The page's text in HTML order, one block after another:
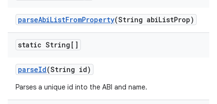
parseAbiListFromProperty(String abiListProp)
static String[]
parseId(String id)
Parses a unique id into the ABI and name.